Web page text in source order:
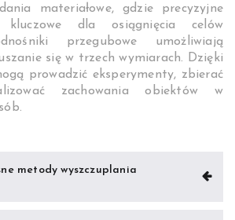
materiałowe, gdzie precyzyjne
kluczowe dla osiągnięcia celów
przegubowe umożliwiają
się w trzech wymiarach. Dzięki
prowadzić eksperymenty, zbierać
zachowania obiektów w
metody wyszczuplania